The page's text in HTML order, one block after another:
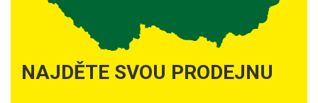
NAJDĚTE SVOU PRODEJNU